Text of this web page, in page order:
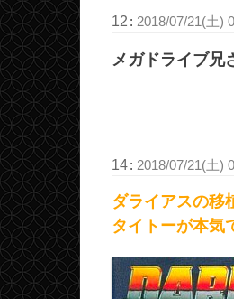
12 : 2018/07/21(土)
メガドライブ兄
14: 2018/07/21(土)
ダライアスの移
タイトーが本気